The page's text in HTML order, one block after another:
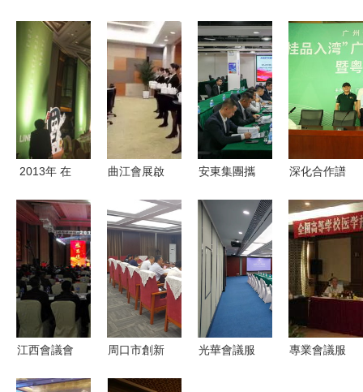
2013年 在
示服務體系
的多層升級
曲江會展啟
式！“會小
二”五星級
服務等你來
體驗
安東集團攜
部代表及油
氣行業代表
團，共繪能
源合作新藍
深化合作譜
消費協作再
升級，“桂
品入灣”助
推區域發展
江西會議會
周口市創新
光華會議服
專業會議服